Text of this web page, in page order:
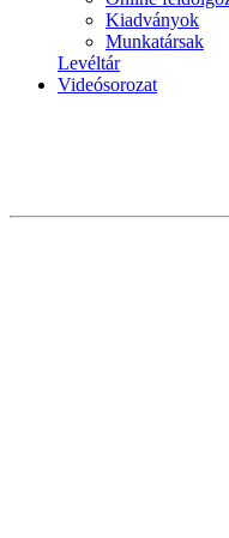
Kiadványok
Munkatársak
Levéltár
Videósorozat